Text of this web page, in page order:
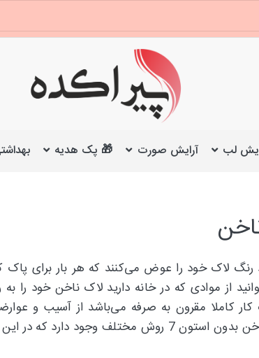
لب آرایش صورت 🎁 پک هدیه
لاک خود را عوض می‌کنند که هر بار برای پاک
از موادی که در خانه دارید لاک ناخن خود را
کاملا مقرون به صرفه می‌باشد از آسیب و
ناخن‌ها به وجود بیاید جلوگیری می‌کند. برای پاک کردن لاک ناخن بدون استون